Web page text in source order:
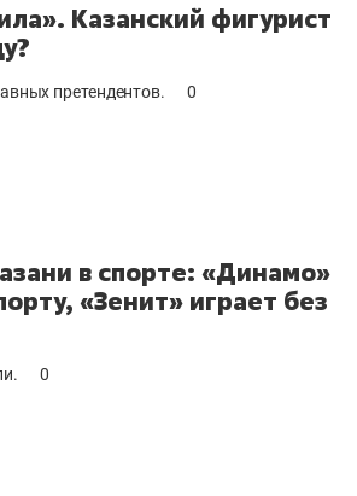
Казанский фигурист
претендентов. 0
в спорте: «Динамо»
«Зенит» играет без
0